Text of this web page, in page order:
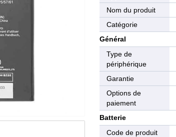
Nom du produit
Catégorie
Général
Type de
périphérique
Garantie
Options de
paiement
Batterie
Code de produit